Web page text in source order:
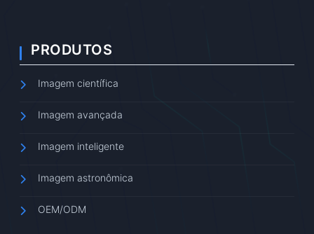
PRODUTOS
Imagem científica
Imagem avançada
Imagem inteligente
Imagem astronômica
OEM/ODM